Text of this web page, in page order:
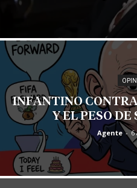
INFANTINO
Y EL PESO
Agente - 6